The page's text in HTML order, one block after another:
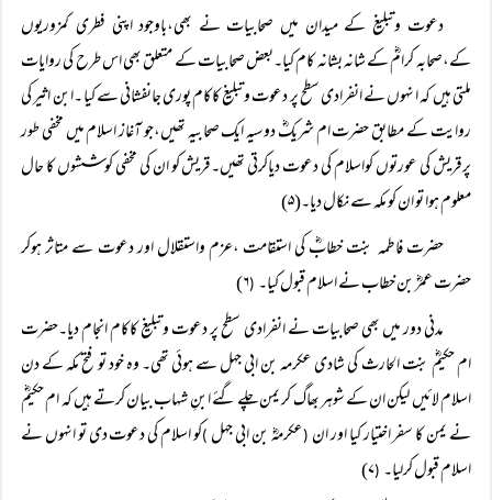
دعوت وتبلیغ کے میدان میں صحابیات نے بھی،باوجود اپنی فطری کمزوریوں
کے،صحابہ کرامؓ کے شانہ بشانہ کام کیا۔بعض صحابیات کے متعلق بھی اس طرح کی روایات
ملتی ہیں کہ ا نہوں نے انفرادی سطح پر دعوت وتبلیغ کاکام پوری جانفشانی سے کیا ۔ابن اثیر کی
روایت کے مطابق حضرت ام شریکؓ دوسیہ ایک صحابیہ تھیں،جو آغاز اسلام میں مخفی طور
پرقریش کی عورتوں کواسلام کی دعوت دیاکرتی تھیں۔قریش کو ان کی مخفی کوششوں کا حال
معلوم ہوا تو ان کو مکہ سے نکال دیا۔(۵)
حضرت فاطمہ بنت خطابؓ کی استقامت ،عزم واستقلال اور دعوت سے متاثر ہوکر
حضرت عمرؓ بن خطاب نے اسلام قبول کیا۔ (۶)
مدنی دور میں بھی صحابیات نے انفرادی سطح پر دعوت وتبلیغ کاکام انجام دیا۔حضرت
ام حکیمؓ بنت الحارث کی شادی عکرمہ بن ابی جہل سے ہوئی تھی۔ وہ خود تو فتح مکہ کے دن
اسلام لائیں لیکن ان کے شوہر بھاگ کر یمن چلے گئے ابنِ شہاب بیان کرتے ہیں کہ ام حکیمؓ
نے یمن کا سفر اختیار کیا اور ان (عکرمہؓ بن ابی جہل )کو اسلام کی دعوت دی تو انہوں نے
اسلام قبول کرلیا۔ (۷)